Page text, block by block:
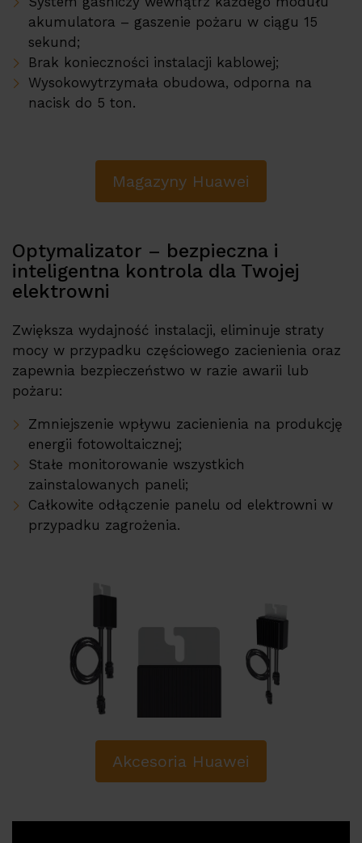
akumulatora – gaszenie pożaru w ciągu 15
sekund;
Brak konieczności instalacji kablowej;
Wysokowytrzymała obudowa, odporna na
nacisk do 5 ton.
Magazyny Huawei
Optymalizator – bezpieczna i
inteligentna kontrola dla Twojej
elektrowni
Zwiększa wydajność instalacji, eliminuje straty
mocy w przypadku częściowego zacienienia oraz
zapewnia bezpieczeństwo w razie awarii lub
pożaru:
Zmniejszenie wpływu zacienienia na produkcję
energii fotowoltaicznej;
Stałe monitorowanie wszystkich
zainstalowanych paneli;
Całkowite odłączenie panelu od elektrowni w
przypadku zagrożenia.
Akcesoria Huawei